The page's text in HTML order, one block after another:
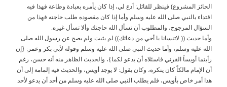
الجائز المشروع) فينظر للقائل: أدع لي، إذا كان يأمره بعبادة وطاعة فهذا فيه
اقتداء بالنبي صلى الله عليه وسلم وأما إذا كان مقصوده طلب حاجته فهذا من
السؤال المرجوح، والمطلوب أن تسأل الله حاجتك وألا تسأل غيره.
وأما حديث (( لاتنسانا يا أخي من دعائك)) لم يثبت ولم يصح عن رسول الله صلى
الله عليه وسلم، وأما حديث النبي صلى الله عليه وسلم وقوله لأبي بكر وعمر: {إن
رأيتما أويساً القرني فاسئلاه أن يدعو لكما}، والحديث الظاهر منه أنه حسن، رغم
أن الإمام مالكاً كان ينكره، وكان يقول: لا يوجد أويس، والحديث فيه إلمامة إلى أن
هذا أمر خاص بأويس، فلم يطلب النبي صلى الله عليه وسلم من أحد أن يدعو لأحد